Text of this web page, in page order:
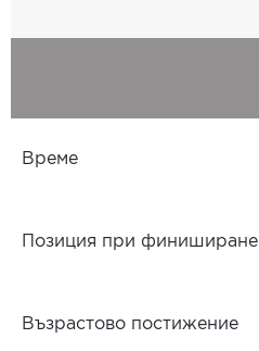
Време
Позиция при финиширане
Възрастово постижение